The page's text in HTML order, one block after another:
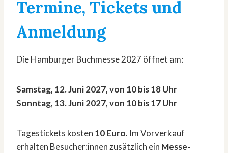
Termine, Tickets und
Anmeldung
Die Hamburger Buchmesse 2027 öffnet am:
Samstag, 12. Juni 2027, von 10 bis 18 Uhr
Sonntag, 13. Juni 2027, von 10 bis 17 Uhr
Tagestickets kosten 10 Euro. Im Vorverkauf
erhalten Besucher:innen zusätzlich ein Messe-